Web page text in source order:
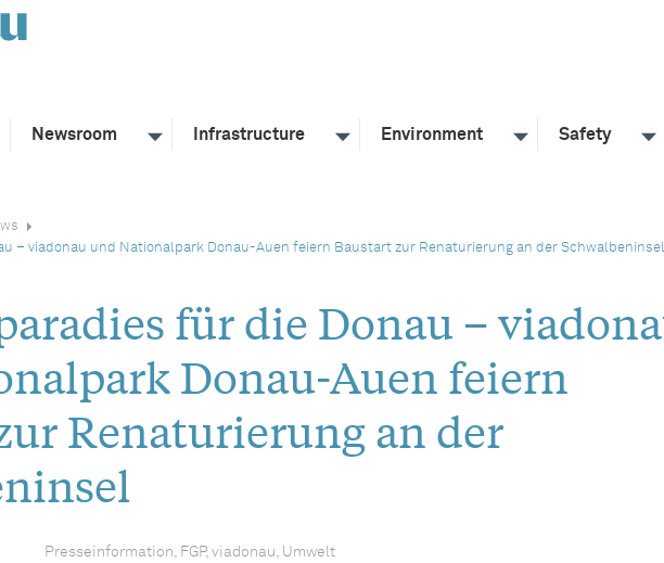
Newsroom Infrastructure Environment Safety
– viadonau und Nationalpark Donau-Auen feiern Baustart zur Renaturierung an der Schwalbeninsel
für die Donau –
Donau-Auen feiern
Renaturierung an der
Presseinformation, FGP, viadonau, Umwelt